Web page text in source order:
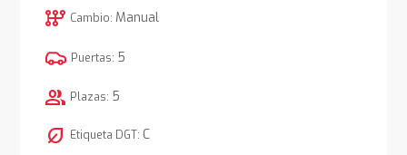
auto_transmission Cambio: Manual
Puertas: 5
group Plazas: 5
nest_eco_leaf Etiqueta DGT: C